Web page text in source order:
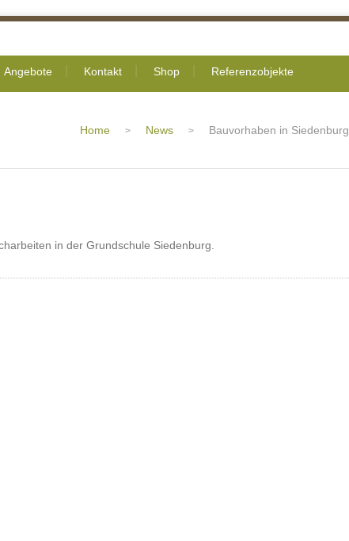
Angebote Kontakt Shop Referenzobjekte
Home > News > Bauvorhaben in Siedenburg
in der Grundschule Siedenburg.